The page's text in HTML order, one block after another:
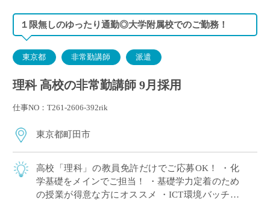
１限無しのゆったり通勤◎大学附属校でのご勤務！
東京都 非常勤講師 派遣
理科 高校の非常勤講師 9月採用
仕事NO：T261-2606-392rik
東京都町田市
高校「理科」の教員免許だけでご応募OK！ ・化
学基礎をメインでご担当！ ・基礎学力定着のため
の授業が得意な方にオススメ ・ICT環境バッチリ